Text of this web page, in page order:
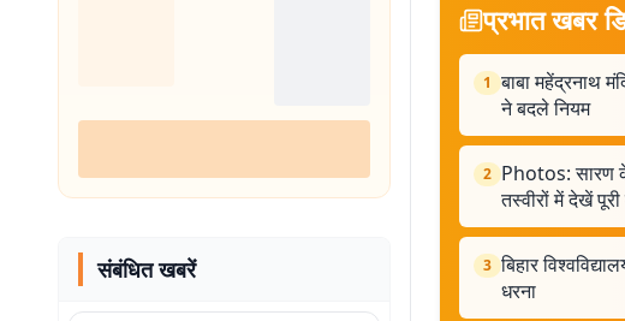
संबंधित खबरें
प्रभात खबर
1 बाबा महेंद्रनाथ
ने बदले नियम
2 Photos: सारण
तस्वीरों में देखें
3 बिहार
धरना